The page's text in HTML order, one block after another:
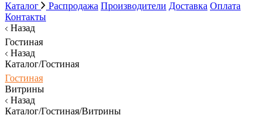
Каталог Распродажа Производители Доставка Оплата
Контакты
Назад
Гостиная
Назад
Каталог/Гостиная
Гостиная
Витрины
Назад
Каталог/Гостиная/Витрины